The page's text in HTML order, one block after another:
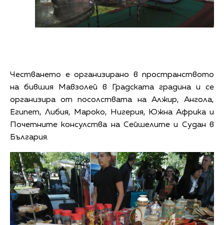
Честването е организирано в пространството
на бившия Мавзолей в Градската градина и се
организира от посолствата на Алжир, Ангола,
Египет, Либия, Мароко, Нигерия, Южна Африка и
Почетните консулства на Сейшелите и Судан в
България.